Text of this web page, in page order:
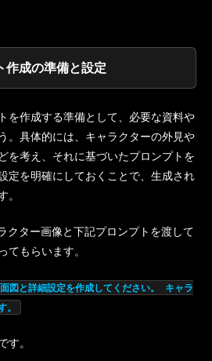
作成の準備と設定
を作成する準備として、必要な資料や
。具体的には、キャラクターの外見や
を考え、それに基づいたプロンプトを
定を明確にしておくことで、生成され
。
クター画像と下記プロンプトを渡して
てもらいます。
図と詳細設定を作成してください。 キャラ
。
す。